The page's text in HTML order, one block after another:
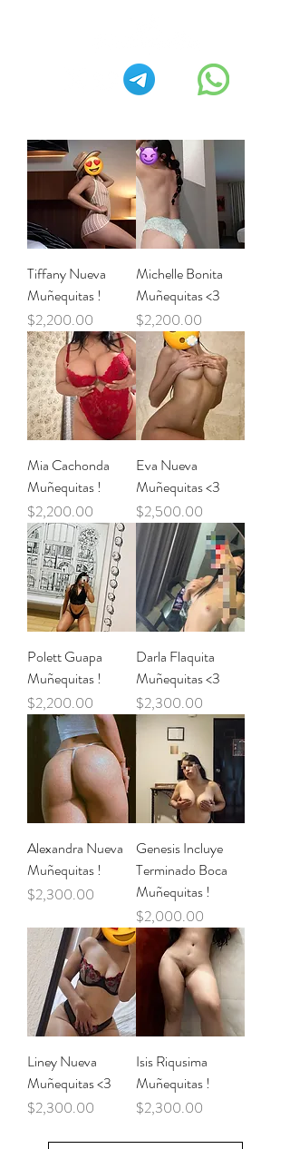
Tiffany Nueva
Muñequitas !
Precio
$2,200.00
Michelle Bonita
Muñequitas <3
Precio
$2,200.00
Mia Cachonda
Muñequitas !
Precio
$2,200.00
Eva Nueva
Muñequitas <3
Precio
$2,500.00
Polett Guapa
Muñequitas !
Precio
$2,200.00
Darla Flaquita
Muñequitas <3
Precio
$2,300.00
Alexandra Nueva
Muñequitas !
Precio
$2,300.00
Genesis Incluye
Terminado Boca
Muñequitas !
Precio
$2,000.00
Liney Nueva
Muñequitas <3
Precio
$2,300.00
Isis Riqusima
Muñequitas !
Precio
$2,300.00